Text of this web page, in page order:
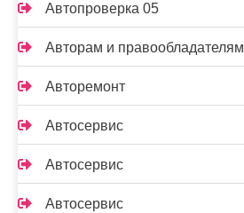
Автопроверка 05
Авторам и правообладателям
Авторемонт
Автосервис
Автосервис
Автосервис